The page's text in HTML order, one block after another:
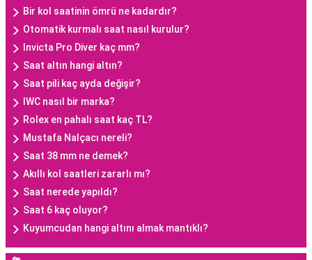
Bir kol saatinin ömrü ne kadardır?
Otomatik kurmalı saat nasıl kurulur?
Invicta Pro Diver kaç mm?
Saat altın hangi altın?
Saat pili kaç ayda değişir?
IWC nasıl bir marka?
Rolex en pahalı saat kaç TL?
Mustafa Nalçacı nereli?
Saat 38 mm ne demek?
Akıllı kol saatleri zararlı mı?
Saat nerede yapıldı?
Saat 6 kaç oluyor?
Kuyumcudan hangi altını almak mantıklı?